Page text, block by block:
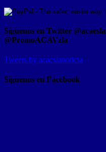
Síguenos en Twitter
@PromoACAVzla
Tweets by acaeslanoticia
Siguenos en Facebook